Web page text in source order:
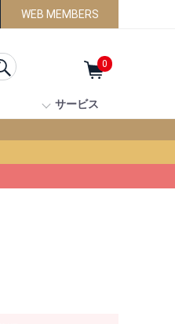
WEB MEMBERS
0
サービス